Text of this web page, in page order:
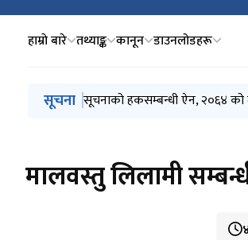
हाम्राे बारे तथ्याङ्क कानून डाउनलोडहरू
मुख्य नेभिगेसनमा जानुहोस्
सूचना लिलमी सम्बन्धी सूचना २०८२/११/१५
सूचनाको हकसम्बन्धी ऐन, २०६४ को
मालवस्तु लिलामी